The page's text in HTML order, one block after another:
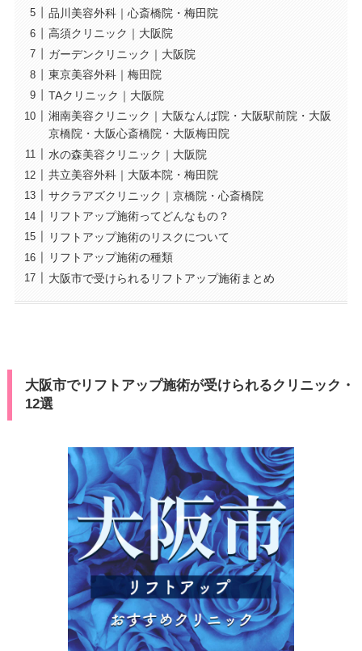
品川美容外科｜心斎橋院・梅田院
高須クリニック｜大阪院
ガーデンクリニック｜大阪院
東京美容外科｜梅田院
TAクリニック｜大阪院
湘南美容クリニック｜大阪なんば院・大阪駅前院・大阪
京橋院・大阪心斎橋院・大阪梅田院
水の森美容クリニック｜大阪院
共立美容外科｜大阪本院・梅田院
サクラアズクリニック｜京橋院・心斎橋院
リフトアップ施術ってどんなもの？
リフトアップ施術のリスクについて
リフトアップ施術の種類
大阪市で受けられるリフトアップ施術まとめ
大阪市でリフトアップ施術が受けられるクリニック・
12選